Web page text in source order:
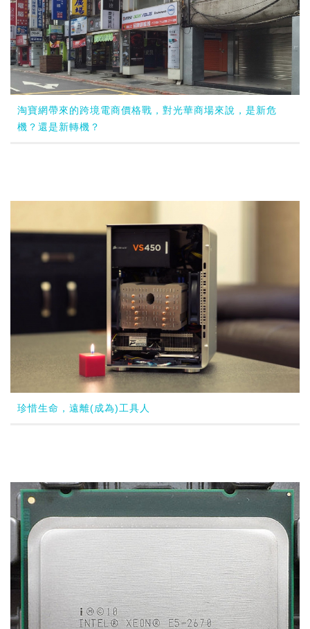
淘寶網帶來的跨境電商價格戰，對光華商場來說，是新危
機？還是新轉機？
珍惜生命，遠離(成為)工具人